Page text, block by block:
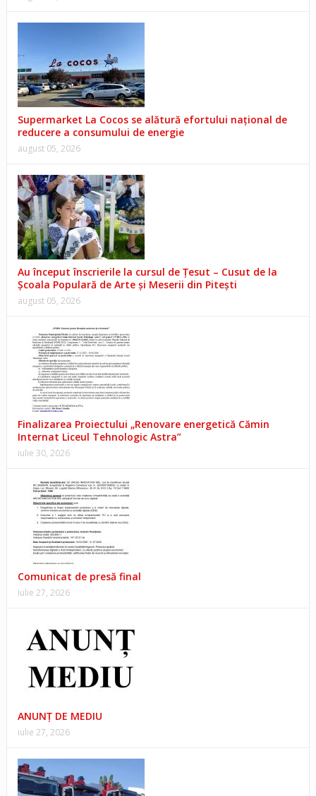
Supermarket La Cocos se alătură efortului național de
reducere a consumului de energie
august 05, 2026
Au început înscrierile la cursul de Țesut – Cusut de la
Școala Populară de Arte și Meserii din Pitești
august 05, 2026
Finalizarea Proiectului „Renovare energetică Cămin
Internat Liceul Tehnologic Astra”
iulie 30, 2026
Comunicat de presă final
iulie 27, 2026
ANUNŢ DE MEDIU
iulie 27, 2026